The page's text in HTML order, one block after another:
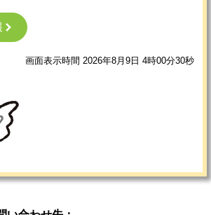
画面表示時間 2026年8月9日 4時00分30秒